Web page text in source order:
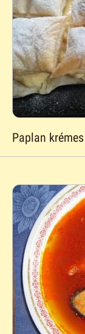
Paplan krémes